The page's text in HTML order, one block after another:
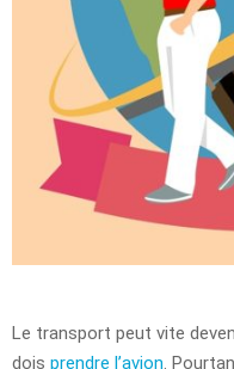
Le transport peut vite
dois prendre l’avion .